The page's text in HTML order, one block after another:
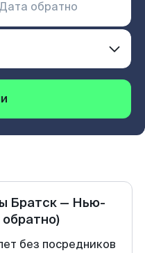
Братск — Нью-
обратно)
без посредников